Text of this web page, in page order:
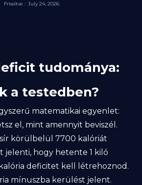
Frissítve : July 24, 2026
tudománya:
a testedben?
matematikai egyenlet:
el, mint amennyit beviszél.
körülbelül 7700 kalóriát
jelenti, hogy hetente 1 kiló
deficitet kell létrehoznod.
mínuszba kerülést jelent.